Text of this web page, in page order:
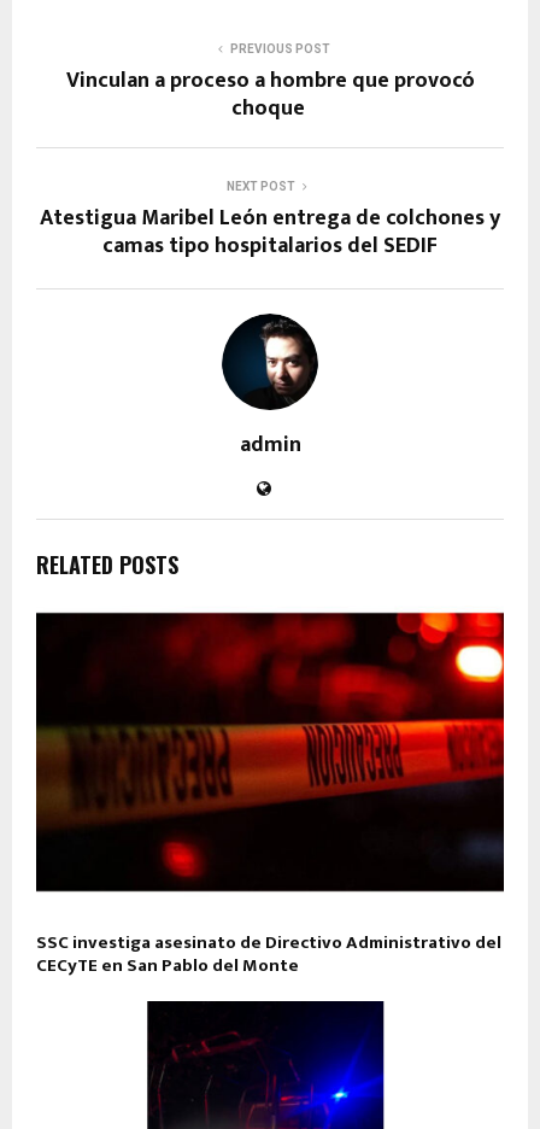
PREVIOUS POST
Vinculan a proceso a hombre que provocó
choque
NEXT POST
Atestigua Maribel León entrega de colchones y
camas tipo hospitalarios del SEDIF
admin
RELATED POSTS
SSC investiga asesinato de Directivo Administrativo del
CECyTE en San Pablo del Monte